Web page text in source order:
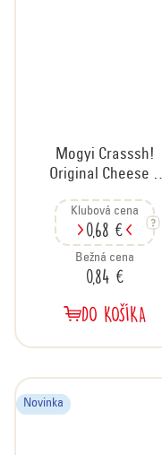
Mogyi Crasssh!
Original Cheese –
s príchuťou syra, 60
g
Klubová cena
0,68 €
Bežná cena
0,84 €
DO KOŠÍKA
Novinka